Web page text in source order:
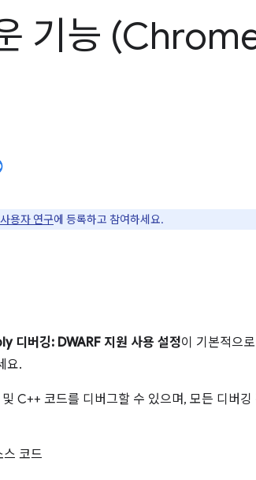
기능
용자 연구에 등록하고 참여하세요.
디버깅: DWARF 지원 사용 설정이 기본적으
요.
C++ 코드를 디버그할 수 있으며, 모든 디버깅
스 코드